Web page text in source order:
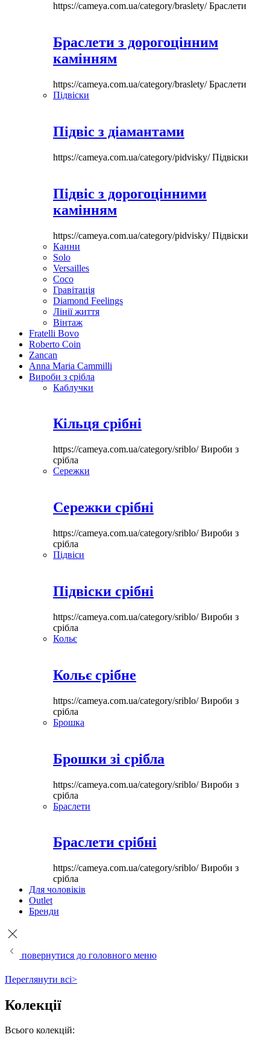
https://cameya.com.ua/category/braslety/Браслети
Браслети з дорогоцінним
камінням
https://cameya.com.ua/category/braslety/Браслети
Підвіски
Підвіс з діамантами
https://cameya.com.ua/category/pidvisky/Підвіски
Підвіс з дорогоцінними
камінням
https://cameya.com.ua/category/pidvisky/Підвіски
Канни
Solo
Versailles
Coco
Гравітація
Diamond Feelings
Лінії життя
Вінтаж
Fratelli Bovo
Roberto Coin
Zancan
Anna Maria Cammilli
Вироби з срібла
Каблучки
Кільця срібні
https://cameya.com.ua/category/sriblo/Вироби з
срібла
Сережки
Сережки срібні
https://cameya.com.ua/category/sriblo/Вироби з
срібла
Підвіси
Підвіски срібні
https://cameya.com.ua/category/sriblo/Вироби з
срібла
Кольє
Кольє срібне
https://cameya.com.ua/category/sriblo/Вироби з
срібла
Брошка
Брошки зі срібла
https://cameya.com.ua/category/sriblo/Вироби з
срібла
Браслети
Браслети срібні
https://cameya.com.ua/category/sriblo/Вироби з
срібла
Для чоловіків
Outlet
Бренди
повернутися до головного меню
Переглянути всі>
Колекції
Всього колекцій: